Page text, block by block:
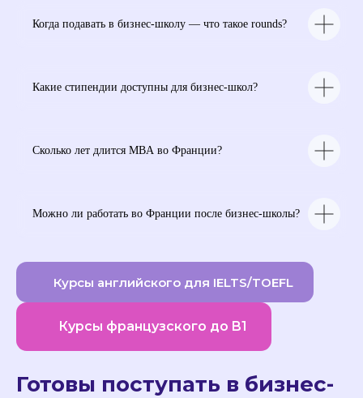
Когда подавать в бизнес-школу — что такое rounds?
Какие стипендии доступны для бизнес-школ?
Сколько лет длится MBA во Франции?
Можно ли работать во Франции после бизнес-школы?
Курсы английского для IELTS/TOEFL
Курсы французского до B1
Готовы поступать в бизнес-